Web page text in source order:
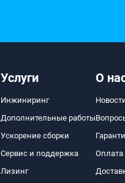
Услуги
Инжиниринг
Дополнительные работы
Ускорение сборки
Сервис и поддержка
Лизинг
О
Оплата